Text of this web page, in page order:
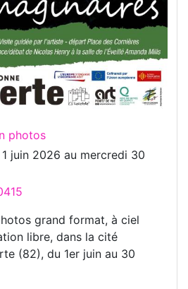
photos
juin 2026 au mercredi 30
grand format, à ciel
libre, dans la cité
(82), du 1er juin au 30